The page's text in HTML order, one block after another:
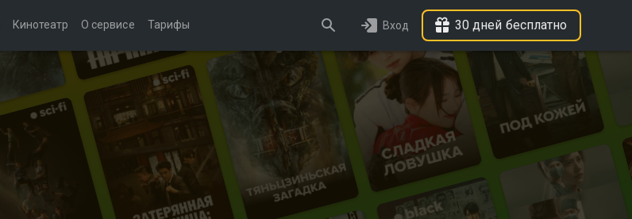
Кинотеатр О сервисе Тарифы Вход 30 дней бесплатно